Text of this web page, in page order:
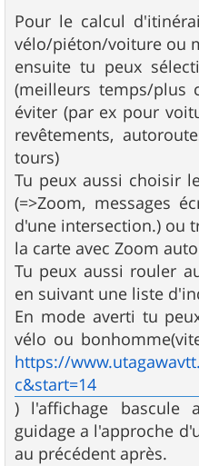
s
s
a
g
e
Pour le calcul
vélo/piéton/voiture ou
ensuite tu peux
(meilleurs temps/plus
éviter (par ex pour
revêtements,
tours)
Tu peux aussi choisir
(=>Zoom, messages
d'une intersection.) ou
la carte avec Zoom
Tu peux aussi rouler
en suivant une liste
En mode averti tu
vélo ou
https://
c&start=14
) l'affichage bascule
guidage a l'approche
au précédent après.